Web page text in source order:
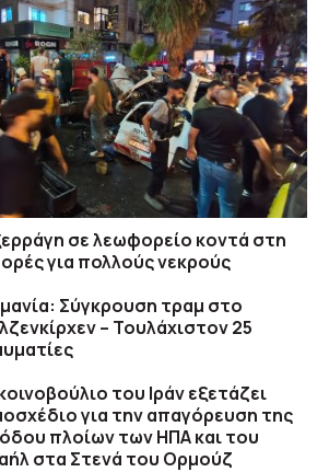
σε λεωφορείο κοντά στη
για πολλούς νεκρούς
Σύγκρουση τραμ στο
– Τουλάχιστον 25
του Ιράν εξετάζει
για την απαγόρευση της
πλοίων των ΗΠΑ και του
στα Στενά του Ορμούζ